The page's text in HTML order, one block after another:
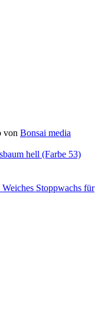
von Bonsai media
hell (Farbe 53)
Stoppwachs für